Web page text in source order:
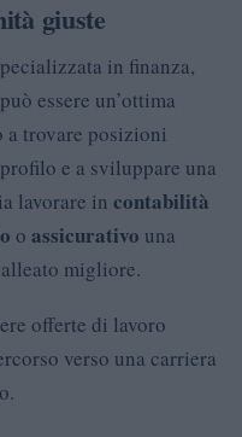
giuste
in finanza,
essere un’ottima
a trovare posizioni
e a sviluppare una
lavorare in contabilità
o assicurativo una
migliore.
offerte di lavoro
verso una carriera